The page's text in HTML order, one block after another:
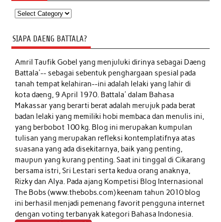
Kategori
SIAPA DAENG BATTALA?
Amril Taufik Gobelyang menjuluki dirinya sebagai Daeng
Battala'-- sebagai sebentuk penghargaan spesial pada
tanah tempat kelahiran--ini adalah lelaki yang lahir di
kota daeng, 9 April 1970. Battala' dalam Bahasa
Makassar yang berarti berat adalah merujuk pada berat
badan lelaki yang memiliki hobi membaca dan menulis ini,
yang berbobot 100 kg. Blog ini merupakan kumpulan
tulisan yang merupakan refleksi kontemplatifnya atas
suasana yang ada disekitarnya, baik yang penting,
maupun yang kurang penting. Saat ini tinggal di Cikarang
bersama istri, Sri Lestari serta kedua orang anaknya,
Rizky dan Alya. Pada ajang Kompetisi Blog Internasional
The Bobs (www.thebobs.com) keenam tahun 2010 blog
ini berhasil menjadi pemenang favorit pengguna internet
dengan voting terbanyak kategori Bahasa Indonesia.